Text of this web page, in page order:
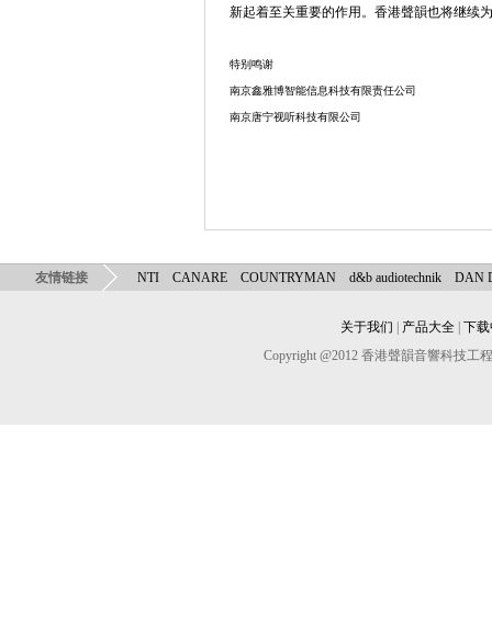
新起着至关重要的作用。香港聲韻也将继续
特别鸣谢
南京鑫雅博智能信息科技有限责任公司
南京唐宁视听科技有限公司
友情链接 NTI CANARE COUNTRYMAN d&b audiotechnik DAN
关于我们 产品大全 下
Copyright @2012 香港聲韻音響科技工